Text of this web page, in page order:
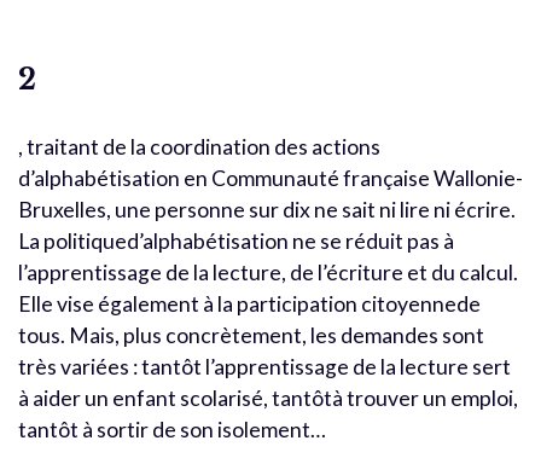
2
, traitant de la coordination des actions
d’alphabétisation en Communauté française Wallonie-
Bruxelles, une personne sur dix ne sait ni lire ni écrire.
La politiqued’alphabétisation ne se réduit pas à
l’apprentissage de la lecture, de l’écriture et du calcul.
Elle vise également à la participation citoyennede
tous. Mais, plus concrètement, les demandes sont
très variées : tantôt l’apprentissage de la lecture sert
à aider un enfant scolarisé, tantôtà trouver un emploi,
tantôt à sortir de son isolement…